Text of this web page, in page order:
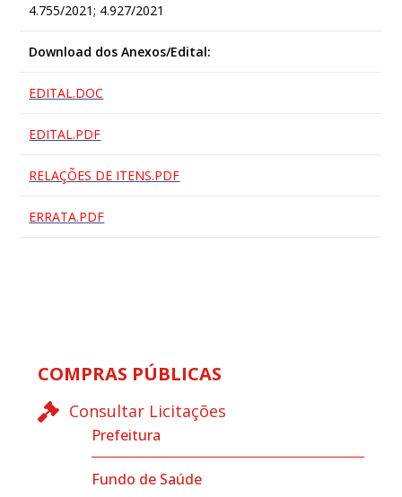
4.755/2021; 4.927/2021
Download dos Anexos/Edital:
EDITAL.DOC
EDITAL.PDF
RELAÇÕES DE ITENS.PDF
ERRATA.PDF
COMPRAS PÚBLICAS
Consultar Licitações
Prefeitura
Fundo de Saúde